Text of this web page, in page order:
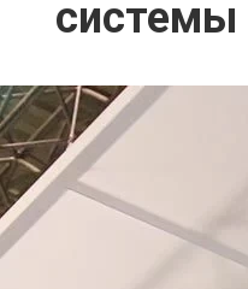
системы